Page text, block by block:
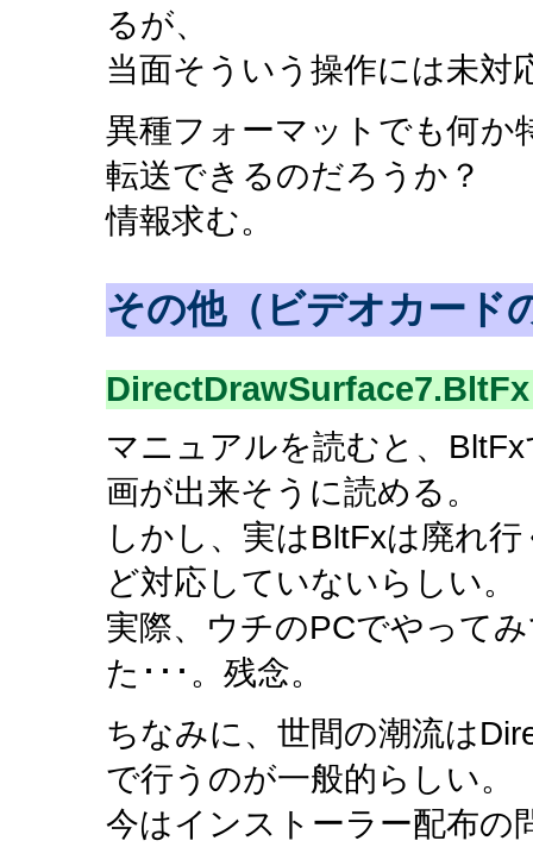
るが、
当面そういう操作には未対
異種フォーマットでも何か
転送できるのだろうか？
情報求む。
その他（ビデオカード
DirectDrawSurface7.BltFx
マニュアルを読むと、
画が出来そうに読める。
しかし、実はBltFxは廃れ
ど対応していないらしい。
実際、ウチのPCでやって
た･･･。残念。
ちなみに、世間の潮流は
で行うのが一般的らしい。
今はインストーラー配布の